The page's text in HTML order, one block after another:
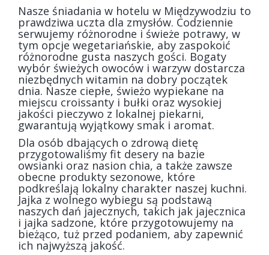
Nasze śniadania w hotelu w Międzywodziu to
prawdziwa uczta dla zmysłów. Codziennie
serwujemy różnorodne i świeże potrawy, w
tym opcje wegetariańskie, aby zaspokoić
różnorodne gusta naszych gości. Bogaty
wybór świeżych owoców i warzyw dostarcza
niezbędnych witamin na dobry początek
dnia. Nasze ciepłe, świeżo wypiekane na
miejscu croissanty i bułki oraz wysokiej
jakości pieczywo z lokalnej piekarni,
gwarantują wyjątkowy smak i aromat.
Dla osób dbających o zdrową dietę
przygotowaliśmy fit desery na bazie
owsianki oraz nasion chia, a także zawsze
obecne produkty sezonowe, które
podkreślają lokalny charakter naszej kuchni.
Jajka z wolnego wybiegu są podstawą
naszych dań jajecznych, takich jak jajecznica
i jajka sadzone, które przygotowujemy na
bieżąco, tuż przed podaniem, aby zapewnić
ich najwyższą jakość.